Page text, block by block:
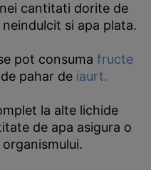
cantitati dorite de
si apa plata.
pot consuma fructe
pahar de iaurt.
la alte lichide
de apa asigura o